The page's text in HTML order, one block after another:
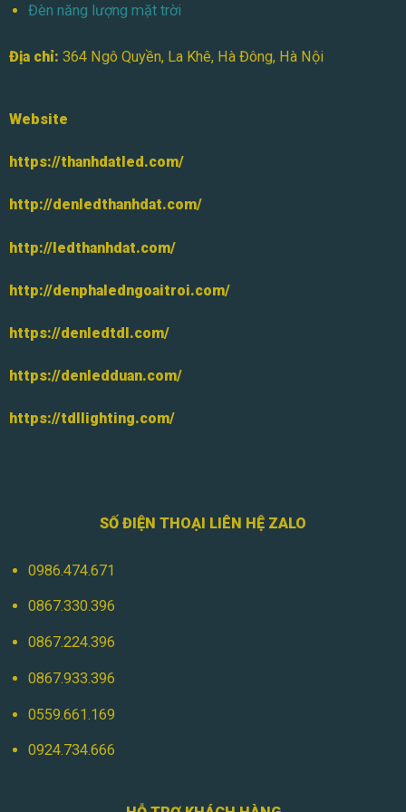
Đèn năng lượng mặt trời
Địa chỉ: 364 Ngô Quyền, La Khê, Hà Đông, Hà Nội
Website
https://thanhdatled.com/
http://denledthanhdat.com/
http://ledthanhdat.com/
http://denphaledngoaitroi.com/
https://denledtdl.com/
https://denledduan.com/
https://tdllighting.com/
SỐ ĐIỆN THOẠI LIÊN HỆ ZALO
0986.474.671
0867.330.396
0867.224.396
0867.933.396
0559.661.169
0924.734.666